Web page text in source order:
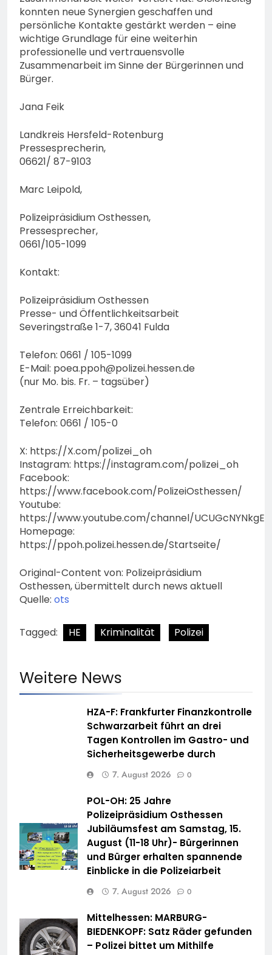
konnten neue Synergien geschaffen und
persönliche Kontakte gestärkt werden – eine
wichtige Grundlage für eine weiterhin
professionelle und vertrauensvolle
Zusammenarbeit im Sinne der Bürgerinnen und
Bürger.
Jana Feik
Landkreis Hersfeld-Rotenburg
Pressesprecherin,
06621/ 87-9103
Marc Leipold,
Polizeipräsidium Osthessen,
Pressesprecher,
0661/105-1099
Kontakt:
Polizeipräsidium Osthessen
Presse- und Öffentlichkeitsarbeit
Severingstraße 1-7, 36041 Fulda
Telefon: 0661 / 105-1099
E-Mail: poea.ppoh@polizei.hessen.de
(nur Mo. bis. Fr. – tagsüber)
Zentrale Erreichbarkeit:
Telefon: 0661 / 105-0
X: https://X.com/polizei_oh
Instagram: https://instagram.com/polizei_oh
Facebook:
https://www.facebook.com/PolizeiOsthessen/
Youtube:
https://www.youtube.com/channel/
Homepage:
https://ppoh.polizei.hessen.de/Startseite/
Original-Content von: Polizeipräsidium
Osthessen, übermittelt durch news aktuell
Quelle: ots
Tagged: HE Kriminalität Polizei
Weitere News
HZA-F: Frankfurter Finanzkontrolle
Schwarzarbeit führt an drei
Tagen Kontrollen im Gastro- und
Sicherheitsgewerbe durch
7. August 2026 0
POL-OH: 25 Jahre
Polizeipräsidium Osthessen
Jubiläumsfest am Samstag, 15.
August (11-18 Uhr)- Bürgerinnen
und Bürger erhalten spannende
Einblicke in die Polizeiarbeit
7. August 2026 0
Mittelhessen: MARBURG-
BIEDENKOPF: Satz Räder gefunden
– Polizei bittet um Mithilfe